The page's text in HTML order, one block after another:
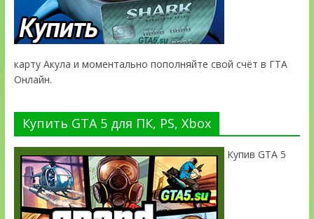
карту Акула и моментально пополняйте свой счёт в ГТА
Онлайн.
Купить GTA 5 для ПК, PS, Xbox
Купив GTA 5